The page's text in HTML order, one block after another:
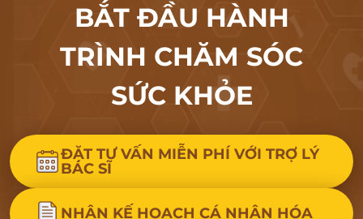
BẮT ĐẦU HÀNH
TRÌNH CHĂM SÓC
SỨC KHỎE
ĐẶT TƯ VẤN MIỄN PHÍ VỚI TRỢ LÝ
BÁC SĨ
NHẬN KẾ HOẠCH CÁ NHÂN HÓA